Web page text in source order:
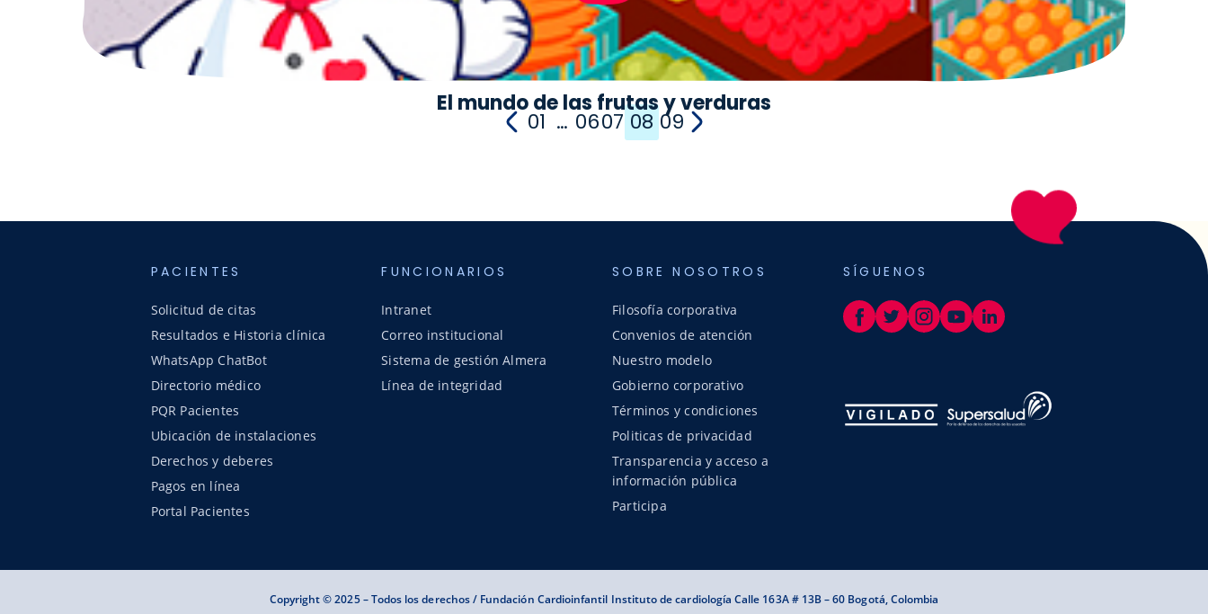
El mundo de las frutas y verduras
01 … 0607 08 09
PACIENTES
Solicitud de citas
Resultados e Historia clínica
WhatsApp ChatBot
Directorio médico
PQR Pacientes
Ubicación de instalaciones
Derechos y deberes
Pagos en línea
Portal Pacientes
FUNCIONARIOS
Intranet
Correo institucional
Sistema de gestión Almera
Línea de integridad
SOBRE NOSOTROS
Filosofía corporativa
Convenios de atención
Nuestro modelo
Gobierno corporativo
Términos y condiciones
Politicas de privacidad
Transparencia y acceso a
información pública
Participa
SÍGUENOS
Copyright © 2025 – Todos los derechos / Fundación Cardioinfantil Instituto de cardiología Calle 163A # 13B – 60 Bogotá, Colombia